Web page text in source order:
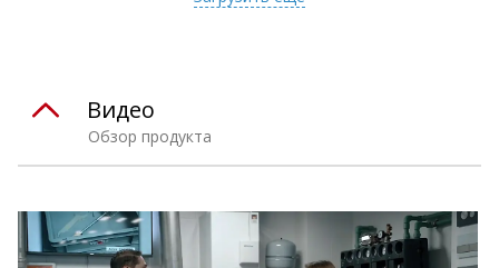
Обзор продукта
Видео